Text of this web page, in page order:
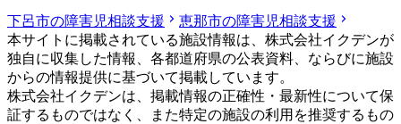
下呂市の障害児相談支援
恵那市の障害児相談支援
本サイトに掲載されている施設情報は、株式会社イクデンが
独自に収集した情報、各都道府県の公表資料、ならびに施設
からの情報提供に基づいて掲載しています。
株式会社イクデンは、掲載情報の正確性・最新性について保
証するものではなく、また特定の施設の利用を推奨するもの